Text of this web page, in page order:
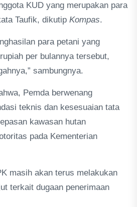
KUD yang merupakan para
Taufik, dikutip Kompas.
para petani yang
per bulannya tersebut,
sambungnya.
Pemda berwenang
teknis dan kesesuaian tata
kawasan hutan
pada Kementerian
masih akan terus melakukan
terkait dugaan penerimaan